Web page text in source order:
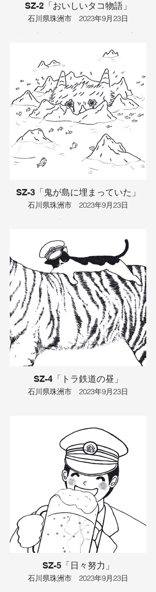
SZ-2「おいしいタコ物語」
石川県珠洲市 2023年9月23日
浜辺を犬が散歩していました。飼い主の
にジャポンと入ってしまいました。犬
は、美味しそうな牡蠣を見つけたので、
海に向かっていたのでした。牡蠣はいい
匂いがしましたが、犬は食べたくなくな
ったので、口にくわえて浜辺に戻ること
にしました。実はその牡蠣は海の主の大
ダコの大事な宝物でした。大ダコは牡蠣
を取られたので大激怒して、怒りすぎて
ゆでダコになってしまいました。その足
をおじいさんが食べると、お腹いっぱい
になりました。おじいさんはタコをおば
あさんのおみやげにすることにして、持
って帰りました。そしてタコを食べた２
人は、次の海の主になりました。
イラスト：TAMAYA
SZ-3「鬼が島に埋まっていた」
石川県珠洲市 2023年9月23日
あるところに岩がゴツゴツした島があっ
た。鬼は昔ついた嘘の罰として、埋め込
まれていました。鬼は悲しくて泣き出す
と、海の水かさが増え、魚たちがたくさ
ん集まってきました。魚につられて、乙
姫様もやってきました。その乙姫様を探
す王子様もやってきました。２人は岩を
掘って、鬼を助けてくれました。鬼は島
から出ることができましたが、また暴れ
出しました。でも、パンツを履いていな
いことに気づきました。すると、乙姫様
が羽衣を貸してくれたので、鬼は人の優
しさに触れ、反省しました。鬼は「ごめ
んなさい」と謝り、仲間の鬼のところに
行ってしまいました。鬼がいなくなった
島で、乙姫様と王子様は仲良く暮らしま
した。
イラスト：TAMAYA
SZ-4「トラ鉄道の昼」
石川県珠洲市 2023年9月23日
お客さんで混み合っていました。それ
は、有名人のイケメンな画家が来ている
からでした。画家は駅の記念絵葉書を作
るために来ていました。トラ柄の絵葉書
を描いていると、本物のトラがやってき
ました。そこで、猫の駅長がトラの前に
立ち、背中に乗せてもらえないか交渉し
ました。トラは「いいよ」と猫を背中に
乗せると、天から神様が現れ、それを合
図に駅から電車が発車しました。
​イラスト：TAMAYA
SZ-5「日々努力」
石川県珠洲市 2023年9月23日